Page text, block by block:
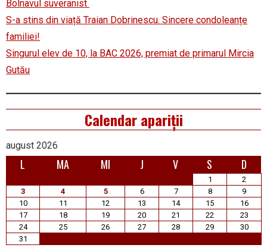
Bolnavul suveranist
S-a stins din viață Traian Dobrinescu. Sincere condoleanțe
familiei!
Singurul elev de 10, la BAC 2026, premiat de primarul Mircia
Gutău
Calendar apariții
august 2026
L MA MI J V S D
1
2
3
4 5 6 7 8
9
10
11 12 13 14 15
16
17
18 19 20 21 22
23
24
25 26 27 28 29
30
31